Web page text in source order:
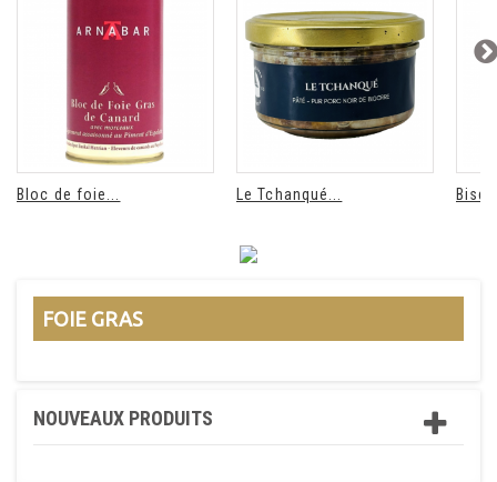
Bloc de foie... Le Tchanqué...
FOIE GRAS
NOUVEAUX PRODUITS